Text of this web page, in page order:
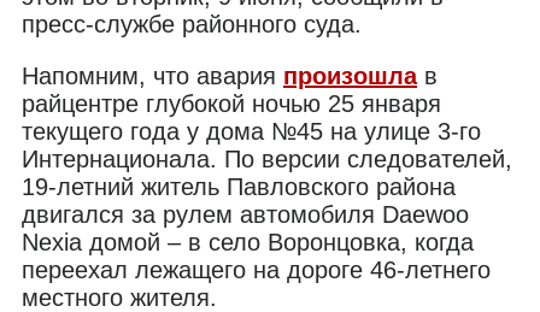
пресс-службе районного суда.
Напомним, что авария произошлав
райцентре глубокой ночью 25 января
текущего года у дома №45 на улице 3-го
Интернационала. По версии следователей,
19-летний житель Павловского района
двигался за рулем автомобиля Daewoo
Nexia домой – в село Воронцовка, когда
переехал лежащего на дороге 46-летнего
местного жителя.